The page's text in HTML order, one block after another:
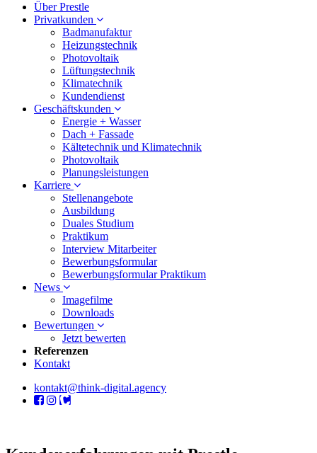
Über Prestle
Privatkunden
Badmanufaktur
Heizungstechnik
Photovoltaik
Lüftungstechnik
Klimatechnik
Kundendienst
Geschäftskunden
Energie + Wasser
Dach + Fassade
Kältetechnik und Klimatechnik
Photovoltaik
Planungsleistungen
Karriere
Stellenangebote
Ausbildung
Duales Studium
Praktikum
Interview Mitarbeiter
Bewerbungsformular
Bewerbungsformular Praktikum
News
Imagefilme
Downloads
Bewertungen
Jetzt bewerten
Referenzen
Kontakt
kontakt@think-digital.agency